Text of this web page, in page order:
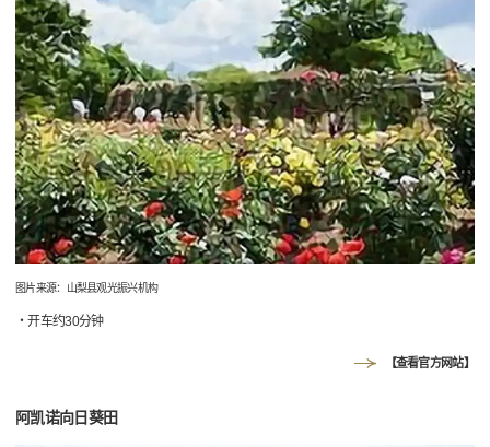
图片来源：山梨县观光振兴机构
・开车约30分钟
【查看官方网站】
阿凯诺向日葵田